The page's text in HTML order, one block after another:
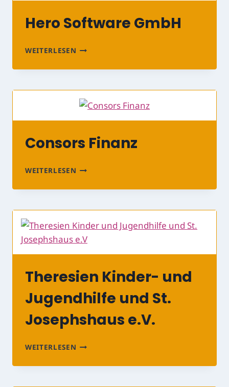
Hero Software GmbH
WEITERLESEN HERO
GMBH
Consors Finanz
WEITERLESEN CONSORS
Theresien Kinder- und
Jugendhilfe und St.
Josephshaus e.V.
WEITERLESEN THERESIEN
UND